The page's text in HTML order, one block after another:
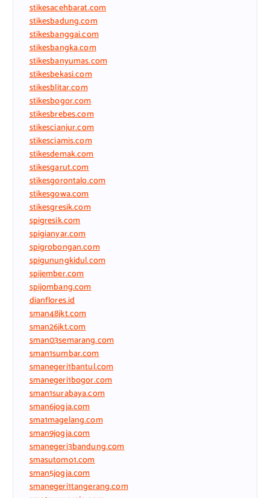
stikesacehbarat.com
stikesbadung.com
stikesbanggai.com
stikesbangka.com
stikesbanyumas.com
stikesbekasi.com
stikesblitar.com
stikesbogor.com
stikesbrebes.com
stikescianjur.com
stikesciamis.com
stikesdemak.com
stikesgarut.com
stikesgorontalo.com
stikesgowa.com
stikesgresik.com
spigresik.com
spigianyar.com
spigrobongan.com
spigunungkidul.com
spijember.com
spijombang.com
dianflores.id
sman48jkt.com
sman26jkt.com
sman03semarang.com
sman1sumbar.com
smanegeri1bantul.com
smanegeri1bogor.com
sman1surabaya.com
sman6jogja.com
sma1magelang.com
sman9jogja.com
smanegeri3bandung.com
smasutomo1.com
sman5jogja.com
smanegeri1tangerang.com